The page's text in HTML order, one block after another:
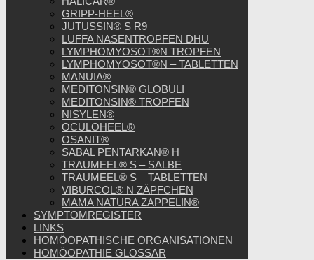
GRIPP-HEEL®
JUTUSSIN® S R9
LUFFA NASENTROPFEN DHU
LYMPHOMYOSOT®N TROPFEN
LYMPHOMYOSOT®N – TABLETTEN
MANUIA®
MEDITONSIN® GLOBULI
MEDITONSIN® TROPFEN
NISYLEN®
OCULOHEEL®
OSANIT®
SABAL PENTARKAN® H
TRAUMEEL® S – SALBE
TRAUMEEL® S – TABLETTEN
VIBURCOL® N ZÄPFCHEN
MAMA NATURA ZAPPELIN®
SYMPTOMREGISTER
LINKS
HOMÖOPATHISCHE ORGANISATIONEN
HOMÖOPATHIE GLOSSAR